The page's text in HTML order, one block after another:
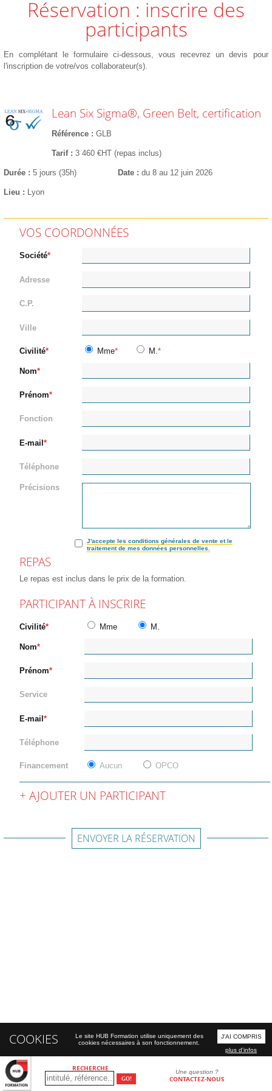
RECHERCHE Une question ?
CONTACTEZ-NOUS
Réservation : inscrire des
participants
En complétant le formulaire ci-dessous, vous recevrez un devis pour
l'inscription de votre/vos collaborateur(s).
Lean Six Sigma®, Green Belt, certification
Référence GLB
Tarif 3 460 €HT (repas inclus)
Durée 5 jours (35h) Date du 8 au 12 juin 2026
Lieu Lyon
VOS COORDONNÉES
Société
Adresse
C.P.
Ville
Civilité Mme M.
Nom
Prénom
Fonction
E-mail
Téléphone
Précisions
J'accepte les conditions générales de vente et le
traitement de mes données personnelles.
REPAS
Le repas est inclus dans le prix de la formation.
PARTICIPANT À INSCRIRE
Civilité Mme M.
Nom
Prénom
Service
E-mail
Téléphone
Financement Aucun OPCO
AJOUTER UN PARTICIPANT
ENVOYER LA RÉSERVATION
COOKIES
Le site HUB Formation utilise uniquement des
cookies nécessaires à son fonctionnement.
J'AI COMPRIS
plus d'infos